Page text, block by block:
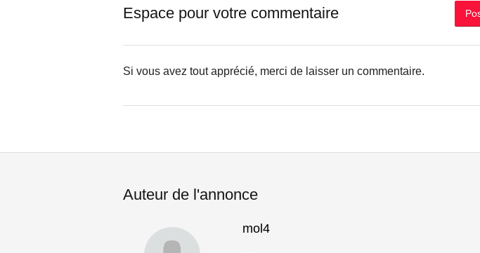
Espace pour votre commentaire
Si vous avez tout apprécié, merci de laisser un commentaire.
Auteur de l'annonce
mol4